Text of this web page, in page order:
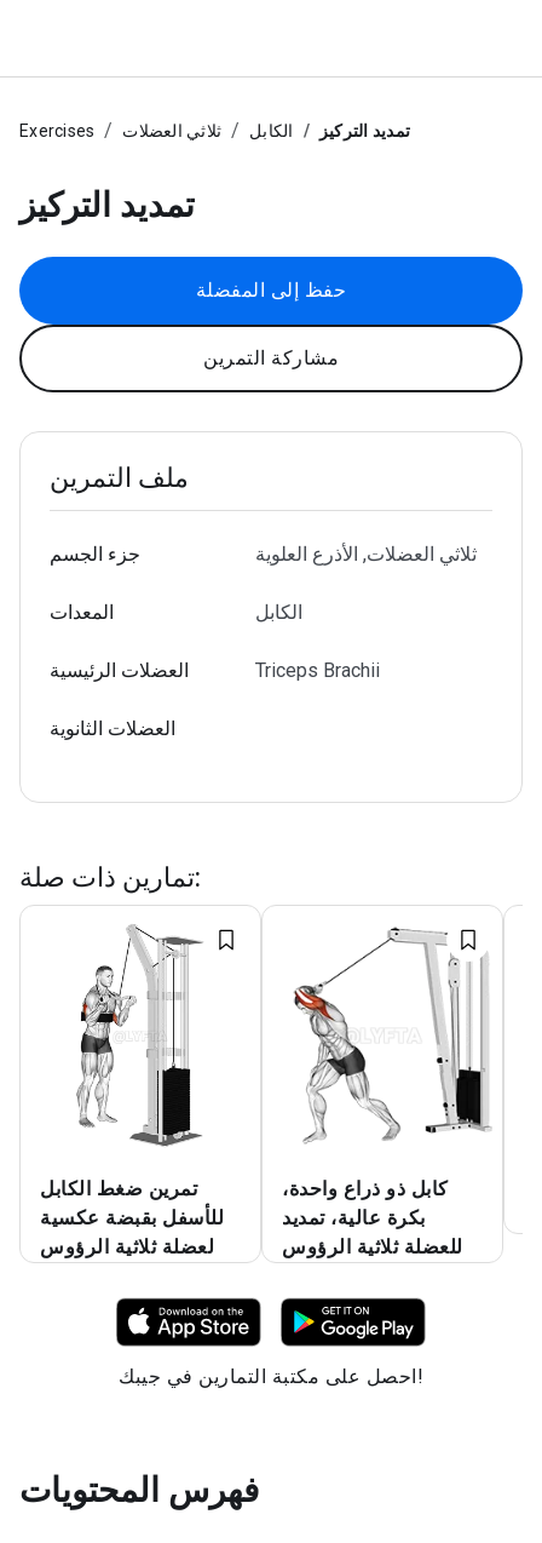
Exercises ثلاثي العضلات الكابل تمديد التركيز
تمديد التركيز
حفظ إلى المفضلة
مشاركة التمرين
ملف التمرين
جزء الجسم ثلاثي العضلات, الأذرع العلوية
المعدات الكابل
العضلات الرئيسية Triceps Brachii
العضلات الثانوية
تمارين ذات صلة:
تمرين ضغط الكابل
للأسفل بقبضة عكسية
لعضلة ثلاثية الرؤوس
كابل ذو ذراع واحدة،
بكرة عالية، تمديد
للعضلة ثلاثية الرؤوس
احصل على مكتبة التمارين في جيبك!
فهرس المحتويات